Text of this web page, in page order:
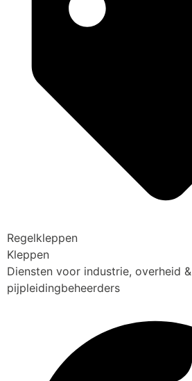
Regelkleppen
Kleppen
Diensten voor industrie, overheid &
pijpleidingbeheerders